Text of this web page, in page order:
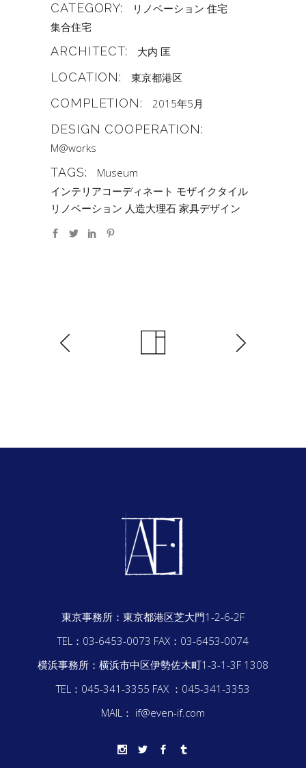
CATEGORY: リノベーション 住宅
集合住宅
ARCHITECT: 大内 匡
LOCATION: 東京都港区
COMPLETION: 2015年5月
DESIGN COOPERATION:
M@works
TAGS:
Museum
インテリアコーディネート モザイクタイル
リノベーション 人造大理石 家具デザイン
東京事務所： 東京都港区芝大門1-2-6-2F
TEL：03-6453-0073 FAX：03-6453-0074
横浜事務所： 横浜市中区伊勢佐木町1-3-1-3F 1308
TEL：045-341-3355 FAX ：045-341-3353
MAIL： if@even-if.com